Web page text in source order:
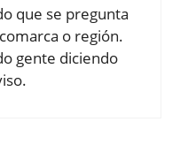
que se pregunta
o región.
gente diciendo